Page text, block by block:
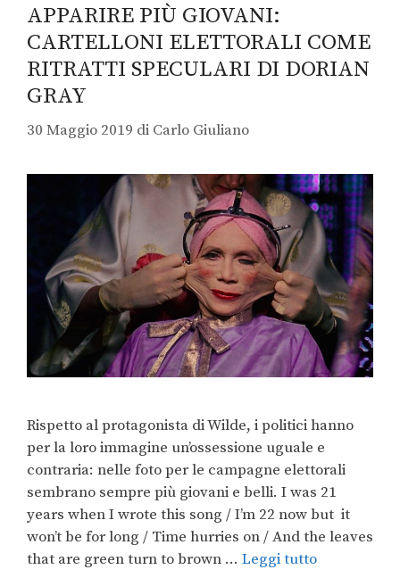
APPARIRE PIÙ GIOVANI:
CARTELLONI ELETTORALI COME
RITRATTI SPECULARI DI DORIAN
GRAY
30 Maggio 2019 di Carlo Giuliano
Rispetto al protagonista di Wilde, i politici hanno
per la loro immagine un’ossessione uguale e
contraria: nelle foto per le campagne elettorali
sembrano sempre più giovani e belli. I was 21
years when I wrote this song / I’m 22 now but it
won’t be for long / Time hurries on / And the leaves
that are green turn to brown … Leggi tutto